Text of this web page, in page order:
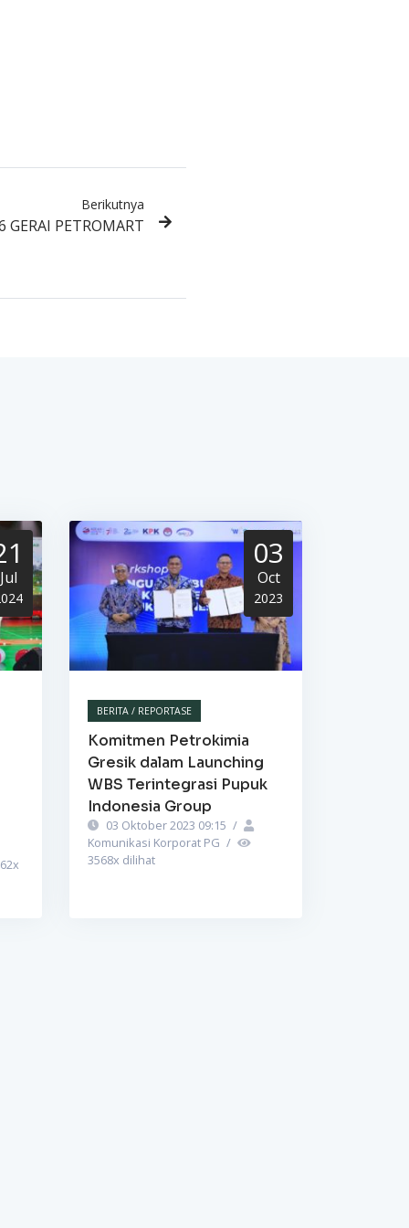
Berikutnya
GERAI PETROMART
Jul
x
03
Oct
2023
BERITA / REPORTASE
Komitmen Petrokimia
Gresik dalam Launching
WBS Terintegrasi Pupuk
Indonesia Group
03 Oktober 2023 09:15 /
Komunikasi Korporat PG /
3568x dilihat